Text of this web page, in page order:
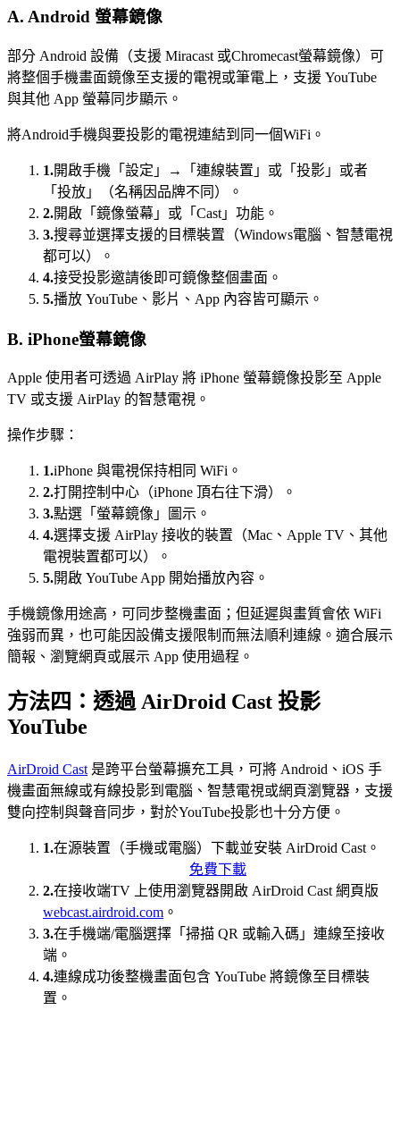
A. Android 螢幕鏡像
部分 Android 設備（支援 Miracast 或Chromecast螢幕鏡像）可
將整個手機畫面鏡像至支援的電視或筆電上，支援 YouTube
與其他 App 螢幕同步顯示。
將Android手機與要投影的電視連結到同一個WiFi。
1.開啟手機「設定」→「連線裝置」或「投影」或者
「投放」（名稱因品牌不同）。
2.開啟「鏡像螢幕」或「Cast」功能。
3.搜尋並選擇支援的目標裝置（Windows電腦、智慧電視
都可以）。
4.接受投影邀請後即可鏡像整個畫面。
5.播放 YouTube、影片、App 內容皆可顯示。
B. iPhone螢幕鏡像
Apple 使用者可透過 AirPlay 將 iPhone 螢幕鏡像投影至 Apple
TV 或支援 AirPlay 的智慧電視。
操作步驟：
1.iPhone 與電視保持相同 WiFi。
2.打開控制中心（iPhone 頂右往下滑）。
3.點選「螢幕鏡像」圖示。
4.選擇支援 AirPlay 接收的裝置（Mac、Apple TV、其他
電視裝置都可以）。
5.開啟 YouTube App 開始播放內容。
手機鏡像用途高，可同步整機畫面；但延遲與畫質會依 WiFi
強弱而異，也可能因設備支援限制而無法順利連線。適合展示
簡報、瀏覽網頁或展示 App 使用過程。
方法四：透過 AirDroid Cast 投影
YouTube
AirDroid Cast 是跨平台螢幕擴充工具，可將 Android、iOS 手
機畫面無線或有線投影到電腦、智慧電視或網頁瀏覽器，支援
雙向控制與聲音同步，對於YouTube投影也十分方便。
1.在源裝置（手機或電腦）下載並安裝 AirDroid Cast。
免費下載
2.在接收端TV 上使用瀏覽器開啟 AirDroid Cast 網頁版
webcast.airdroid.com 。
3.在手機端/電腦選擇「掃描 QR 或輸入碼」連線至接收
端。
4.連線成功後整機畫面包含 YouTube 將鏡像至目標裝
置。